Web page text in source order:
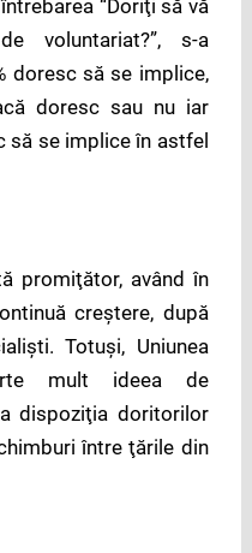
“Doriţi să vă
voluntariat?”, s-a
doresc să se implice,
doresc sau nu iar
să se implice în astfel
promiţător, având în
creştere, după
Totuşi, Uniunea
mult ideea de
dispoziţia doritorilor
între ţările din